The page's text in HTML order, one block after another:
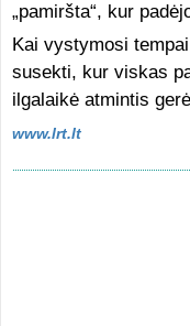
„pamiršta“, kur
Kai vystymosi
susekti, kur viskas
ilgalaikė atmintis
www.lrt.lt